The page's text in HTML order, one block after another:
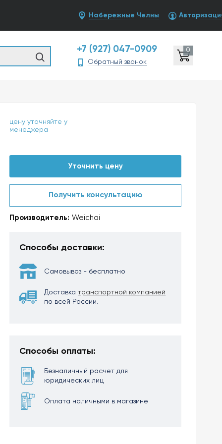
Набережные Челны
+7 (927) 047-0909
Обратный звонок
0
цену уточняйте у
менеджера
Уточнить цену
Получить консультацию
Производитель: Weichai
Способы доставки:
Самовывоз - бесплатно
Доставкатранспортной компанией
по всей России.
Способы оплаты:
Безналичный расчет для
юридических лиц
Оплата наличными в магазине